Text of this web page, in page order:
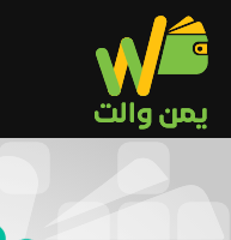
content